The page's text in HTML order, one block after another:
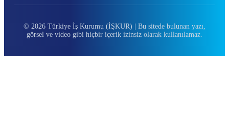
© 2026 Türkiye İş Kurumu (İŞKUR) | Bu sitede bulunan yazı,
görsel ve video gibi hiçbir içerik izinsiz olarak kullanılamaz.